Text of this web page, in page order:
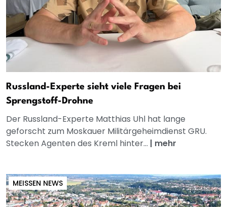
Russland-Experte sieht viele Fragen bei
Sprengstoff-Drohne
Der Russland-Experte Matthias Uhl hat lange
geforscht zum Moskauer Militärgeheimdienst GRU.
Stecken Agenten des Kreml hinter... | mehr
MEISSEN NEWS